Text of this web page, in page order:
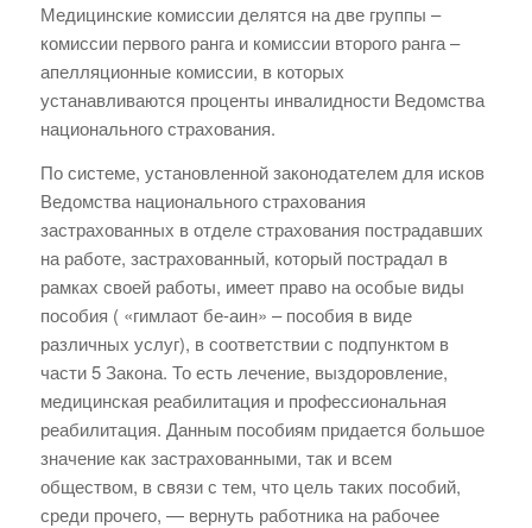
Медицинские комиссии делятся на две группы –
комиссии первого ранга и комиссии второго ранга –
апелляционные комиссии, в которых
устанавливаются проценты инвалидности Ведомства
национального страхования.
По системе, установленной законодателем для исков
Ведомства национального страхования
застрахованных в отделе страхования пострадавших
на работе, застрахованный, который пострадал в
рамках своей работы, имеет право на особые виды
пособия ( «гимлаот бе-аин» – пособия в виде
различных услуг), в соответствии с подпунктом в
части 5 Закона. То есть лечение, выздоровление,
медицинская реабилитация и профессиональная
реабилитация. Данным пособиям придается большое
значение как застрахованными, так и всем
обществом, в связи с тем, что цель таких пособий,
среди прочего, — вернуть работника на рабочее